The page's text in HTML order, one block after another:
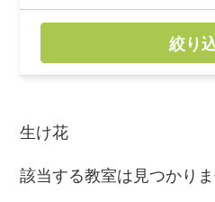
絞り
生け花
該当する教室は見つかりま